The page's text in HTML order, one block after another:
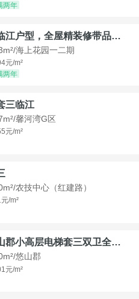
两年
海上花园全临江户型，全屋精装修带品牌家具家电，诚意出售！
海上花园一二期
元/m²
两年
三临江
馨河湾G区
元/m²
农技中心（红建路）
/m²
河东新区悠山郡小高层电梯套三双卫全装带家具家电
悠山郡
元/m²